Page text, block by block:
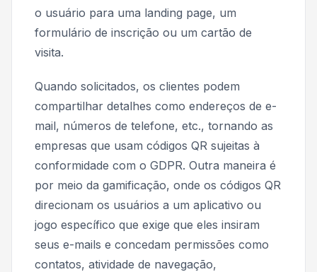
o usuário para uma landing page, um
formulário de inscrição ou um cartão de
visita.
Quando solicitados, os clientes podem
compartilhar detalhes como endereços de e-
mail, números de telefone, etc., tornando as
empresas que usam códigos QR sujeitas à
conformidade com o GDPR. Outra maneira é
por meio da gamificação, onde os códigos QR
direcionam os usuários a um aplicativo ou
jogo específico que exige que eles insiram
seus e-mails e concedam permissões como
contatos, atividade de navegação,